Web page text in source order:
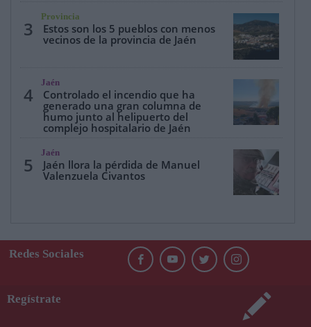
3
Provincia
Estos son los 5 pueblos con menos
vecinos de la provincia de Jaén
4
Jaén
Controlado el incendio que ha
generado una gran columna de
humo junto al helipuerto del
complejo hospitalario de Jaén
5
Jaén
Jaén llora la pérdida de Manuel
Valenzuela Civantos
Redes Sociales
Regístrate